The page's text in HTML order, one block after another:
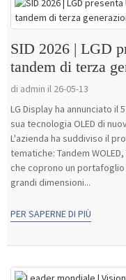
SID 2026 | LGD
tandem di terza
di admin il 26-05-13
LG Display ha annunciato
sua tecnologia OLED di
L'azienda ha suddiviso il
tematiche: Tandem
che coprono un
grandi dimensioni...
PER SAPERNE DI PIÙ